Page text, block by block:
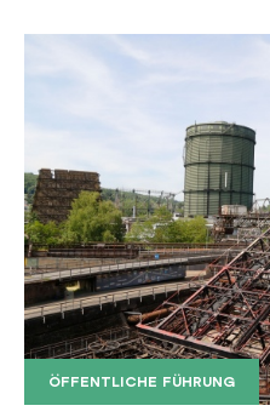
ÖFFENTLICHE FÜHRUNG
Der Erzschrägaufzug
Copyright: